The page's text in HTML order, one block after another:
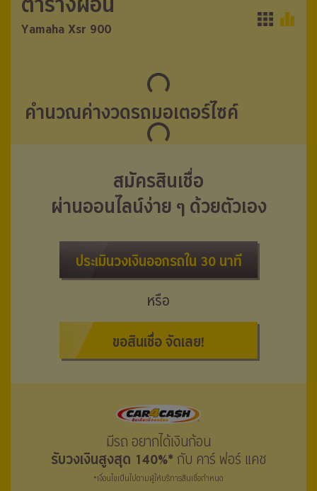
Yamaha Xsr 900
Yamaha Xsr 900
คำนวณค่างวดรถมอเตอร์ไซค์
สมัครสินเชื่อ
ผ่านออนไลน์ง่าย ๆ ด้วยตัวเอง
ประเมินวงเงินออกรถใน 30 นาที
หรือ
ขอสินเชื่อ จัดเลย!
มีรถ อยากได้เงินก้อน
รับวงเงินสูงสุด 140%* กับ คาร์ ฟอร์ แคช
*เงื่อนไขเป็นไปตามผู้ให้บริการสินเชื่อกำหนด